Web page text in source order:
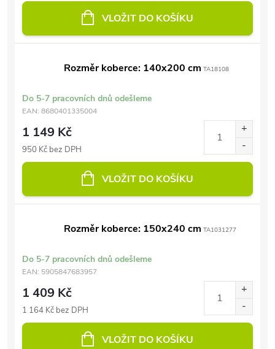
VLOŽIT DO KOŠÍKU
Rozměr koberce: 140x200 cm TA18108
Do 5-7 pracovních dnů odešleme
EAN: 8680401335004
1 149 Kč
950 Kč bez DPH
VLOŽIT DO KOŠÍKU
Rozměr koberce: 150x240 cm TA1031277
Do 5-7 pracovních dnů odešleme
EAN: 5905847683957
1 409 Kč
1 164 Kč bez DPH
VLOŽIT DO KOŠÍKU